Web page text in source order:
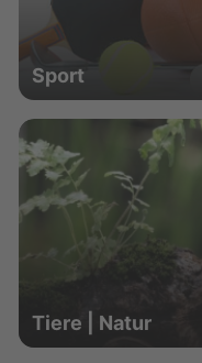
Sport
Tiere | Natur